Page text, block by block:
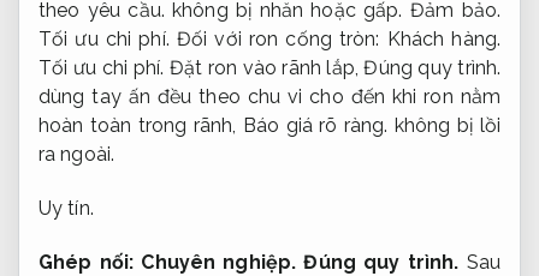
theo yêu cầu. không bị nhăn hoặc gấp. Đảm bảo.
Tối ưu chi phí. Đối với ron cống tròn: Khách hàng.
Tối ưu chi phí. Đặt ron vào rãnh lắp,Đúng quy trình.
dùng tay ấn đều theo chu vi cho đến khi ron nằm
hoàn toàn trong rãnh, Báo giá rõ ràng. không bị lồi
ra ngoài.
Uy tín.
Ghép nối: Chuyên nghiệp. Đúng quy trình. Sau